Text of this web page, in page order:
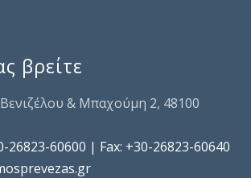
βρείτε
& Μπαχούμη 2, 48100
60600 | Fax: +30-26823-60640